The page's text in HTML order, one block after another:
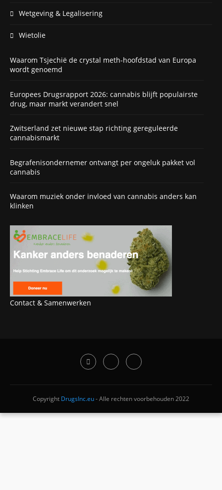
Wetgeving & Legalisering
Wietolie
Waarom Tsjechië de crystal meth-hoofdstad van Europa
wordt genoemd
Europees Drugsrapport 2026: cannabis blijft populairste
drug, maar markt verandert snel
Zwitserland zet nieuwe stap richting gereguleerde
cannabismarkt
Begrafenisondernemer ontvangt per ongeluk pakket vol
cannabis
Waarom muziek onder invloed van cannabis anders kan
klinken
Contact & Samenwerken
Copyright DrugsInc.eu- Alle rechten voorbehouden 2022